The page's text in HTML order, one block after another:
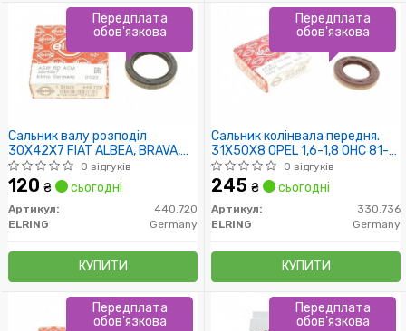
Сальник валу розподіл
30X42X7 FIAT ALBEA, BRAVA,
CROMA, DOBLO0 відгуків
120 ₴ сьогодні
Артикул:
440.720
ELRING
Germany
КУПИТИ
Передплата
обов'язкова
Сальник колінвала передня.
31X50X8 OPEL 1,6-1,8 OHC 81-
86
0 відгуків
245 ₴ сьогодні
Артикул:
330.736
ELRING
Germany
КУПИТИ
Передплата
обов'язкова
Передплата
обов'язкова
Передплата
обов'язкова